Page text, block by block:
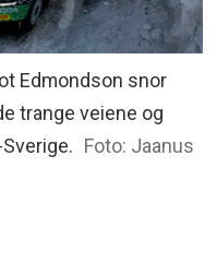
Edmondson snor
trange veiene og
Foto: Jaanus